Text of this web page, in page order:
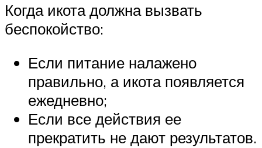
Когда икота должна вызвать
беспокойство:
Если питание налажено
правильно, а икота появляется
ежедневно;
Если все действия ее
прекратить не дают результатов.